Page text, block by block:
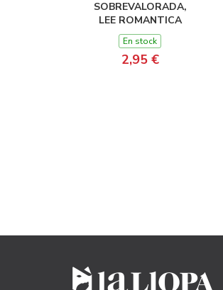
SOBREVALORADA,
LEE ROMANTICA
En stock
2,95 €